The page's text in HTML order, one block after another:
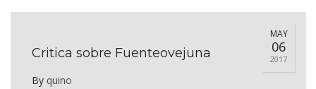
MAY
06
2017
Critica sobre Fuenteovejuna
By quino